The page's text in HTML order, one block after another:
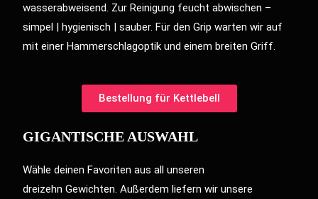
wasserabweisend. Zur Reinigung feucht abwischen –
simpel | hygienisch | sauber. Für den Grip warten wir auf
mit einer Hammerschlagoptik und einem breiten Griff.
Bestellung für Kettlebell
GIGANTISCHE AUSWAHL
Wähle deinen Favoriten aus all unseren
dreizehn Gewichten. Außerdem liefern wir unsere